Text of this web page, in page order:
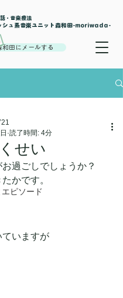
・音楽療法
シュ系音楽ユニット森和田-moriwada-
和田にメールする
ピソード
せい
読了時間: 4分
過ごしでしょうか？
かです。
いますが